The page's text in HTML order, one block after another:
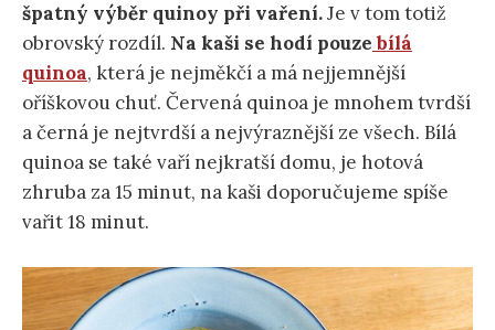
špatný výběr quinoy při vaření.Je v tom totiž
obrovský rozdíl. Na kaši se hodí pouzebílá
quinoa, která je nejměkčí a má nejjemnější
oříškovou chuť. Červená quinoa je mnohem tvrdší
a černá je nejtvrdší a nejvýraznější ze všech. Bílá
quinoa se také vaří nejkratší domu, je hotová
zhruba za 15 minut, na kaši doporučujeme spíše
vařit 18 minut.